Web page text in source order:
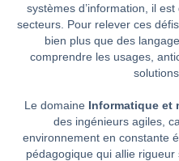
systèmes d’information, il
secteurs. Pour relever ces
bien plus que des
comprendre les usages,
Le domaine Informatique et
des ingénieurs agiles,
environnement en constante
pédagogique qui allie